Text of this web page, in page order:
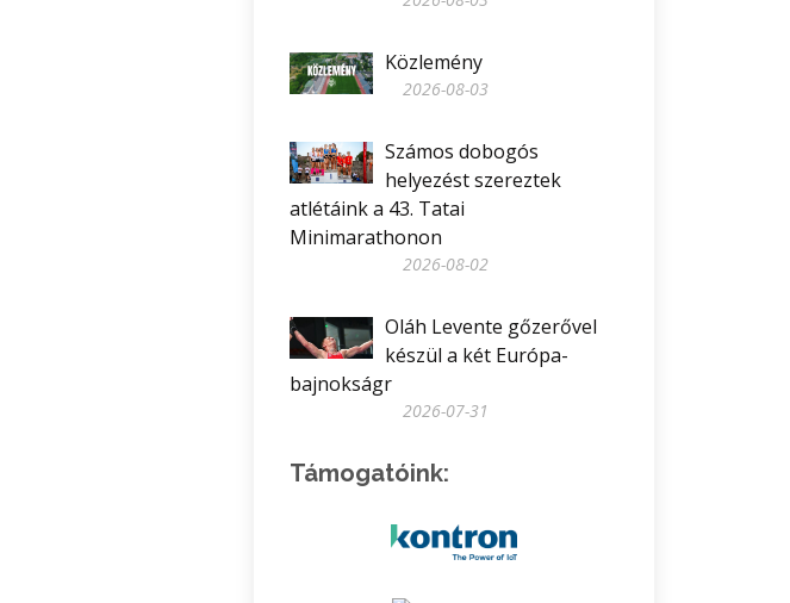
Közlemény
2026-08-03
Számos dobogós
helyezést szereztek
atlétáink a 43. Tatai
Minimarathonon
2026-08-02
Oláh Levente gőzerővel
készül a két Európa-
bajnokságr
2026-07-31
Támogatóink: